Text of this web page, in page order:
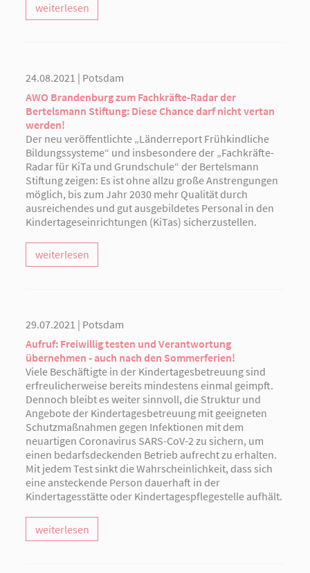
weiterlesen
24.08.2021 | Potsdam
AWO Brandenburg zum Fachkräfte-Radar der
Bertelsmann Stiftung: Diese Chance darf nicht vertan
werden!
Der neu veröffentlichte „Länderreport Frühkindliche
Bildungssysteme“ und insbesondere der „Fachkräfte-
Radar für KiTa und Grundschule“ der Bertelsmann
Stiftung zeigen: Es ist ohne allzu große Anstrengungen
möglich, bis zum Jahr 2030 mehr Qualität durch
ausreichendes und gut ausgebildetes Personal in den
Kindertageseinrichtungen (KiTas) sicherzustellen.
weiterlesen
29.07.2021 | Potsdam
Aufruf: Freiwillig testen und Verantwortung
übernehmen - auch nach den Sommerferien!
Viele Beschäftigte in der Kindertagesbetreuung sind
erfreulicherweise bereits mindestens einmal geimpft.
Dennoch bleibt es weiter sinnvoll, die Struktur und
Angebote der Kindertagesbetreuung mit geeigneten
Schutzmaßnahmen gegen Infektionen mit dem
neuartigen Coronavirus SARS-CoV-2 zu sichern, um
einen bedarfsdeckenden Betrieb aufrecht zu erhalten.
Mit jedem Test sinkt die Wahrscheinlichkeit, dass sich
eine ansteckende Person dauerhaft in der
Kindertagesstätte oder Kindertagespflegestelle aufhält.
weiterlesen